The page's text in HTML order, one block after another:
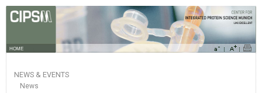
HOME
NEWS & EVENTS
News